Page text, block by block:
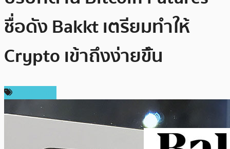
ชื่อดัง Bakkt เตรียมทำให้
Crypto เข้าถึงง่ายขึัน